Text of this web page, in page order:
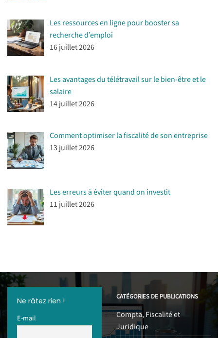
Les ressources en ligne pour booster sa
recherche d’emploi
16 juillet 2026
Les avantages du télétravail sur le bien-être et le
salaire
14 juillet 2026
Comment optimiser la fiscalité de son entreprise
13 juillet 2026
Les erreurs à éviter quand on investit
11 juillet 2026
Ne râtez rien !
E-mail
CATÉGORIES DE PUBLICATIONS
Compta, Fiscalité et
Juridique